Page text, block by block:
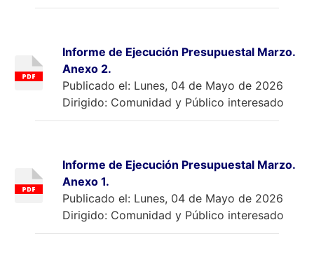
Informe de Ejecución Presupuestal Marzo.
Anexo 2.
Publicado el: Lunes, 04 de Mayo de 2026
Dirigido: Comunidad y Público interesado
Informe de Ejecución Presupuestal Marzo.
Anexo 1.
Publicado el: Lunes, 04 de Mayo de 2026
Dirigido: Comunidad y Público interesado